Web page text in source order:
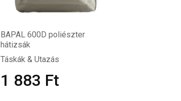
BAPAL 600D poliészter
hátizsák
Táskák & Utazás
1 883 Ft